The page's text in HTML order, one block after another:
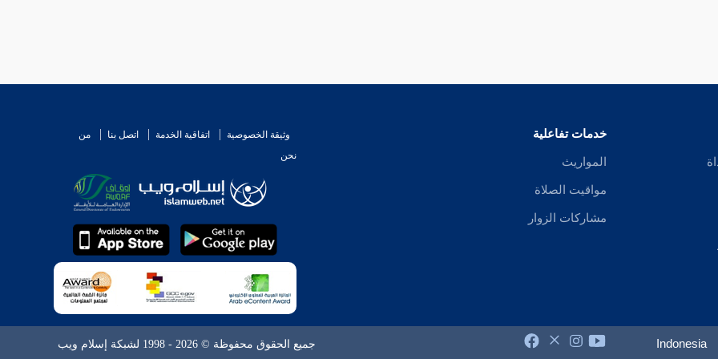
خدمات تفاعلية
المواريث
مواقيت الصلاة
مشاركات الزوار
وثيقة الخصوصية اتفاقية الخدمة اتصل بنا
من
نحن
Indonesia جميع الحقوق محفوظة © 2026 - 1998 لشبكة إسلام ويب